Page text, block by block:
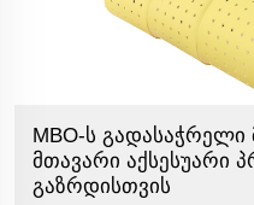
MBO-ს გადასაჭრელი
მთავარი აქსესუარი
გაზრდისთვის